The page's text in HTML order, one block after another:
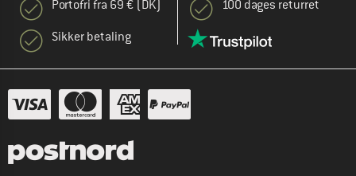
Portofri fra 69 € (DK)
Sikker betaling
100 dages returret